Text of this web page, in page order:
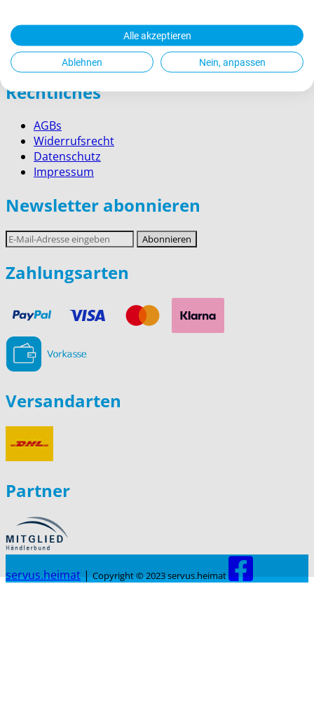
Versand
Kontakt
Service für Firmenkunden
Rechtliches
AGBs
Widerrufsrecht
Datenschutz
Impressum
Newsletter abonnieren
E-
Mail-
Adresse
Abonnieren
Zahlungsarten
Versandarten
Partner
servus.heimat | Copyright © 2023 servus.heimat
Alle akzeptieren
Ablehnen Nein, anpassen